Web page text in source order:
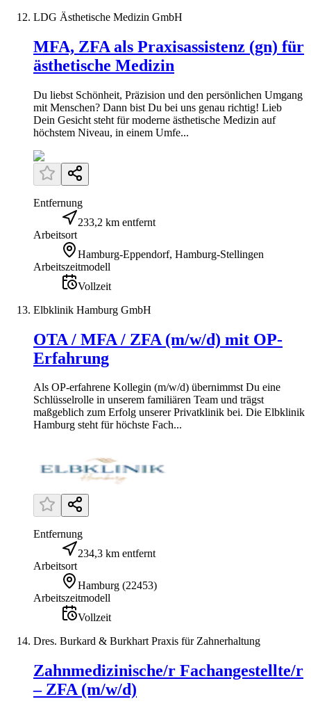
LDG Ästhetische Medizin GmbH
MFA, ZFA als Praxisassistenz (gn) für
ästhetische Medizin
Du liebst Schönheit, Präzision und den persönlichen Umgang
mit Menschen? Dann bist Du bei uns genau richtig! Lieb
Dein Gesicht steht für moderne ästhetische Medizin auf
höchstem Niveau, in einem Umfe...
Entfernung
233,2 km entfernt
Arbeitsort
Hamburg-Eppendorf, Hamburg-Stellingen
Arbeitszeitmodell
Vollzeit
Elbklinik Hamburg GmbH
OTA / MFA / ZFA (m/w/d) mit OP-
Erfahrung
Als OP-erfahrene Kollegin (m/w/d) übernimmst Du eine
Schlüsselrolle in unserem familiären Team und trägst
maßgeblich zum Erfolg unserer Privatklinik bei. Die Elbklinik
Hamburg steht für höchste Fach...
Entfernung
234,3 km entfernt
Arbeitsort
Hamburg (22453)
Arbeitszeitmodell
Vollzeit
Dres. Burkard & Burkhart Praxis für Zahnerhaltung
Zahnmedizinische/r Fachangestellte/r
– ZFA (m/w/d)